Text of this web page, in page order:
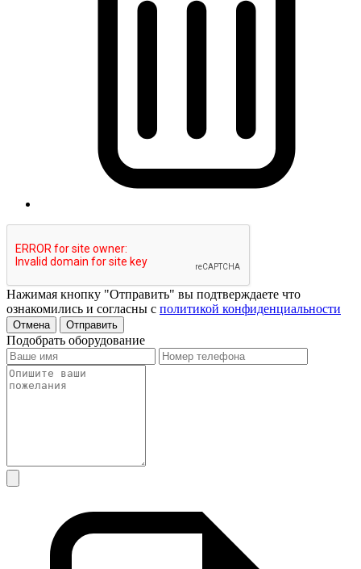
Нажимая кнопку "Отправить" вы подтверждаете что
ознакомились и согласны с политикой конфиденциальности
Отмена Отправить
Подобрать оборудование